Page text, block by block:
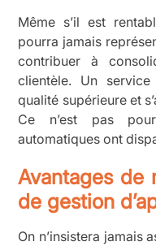
Même s’il est
pourra jamais
contribuer à
clientèle. Un
qualité supérieure et
Ce n’est pas
automatiques ont
Avantages de
de gestion
On n’insistera jamais